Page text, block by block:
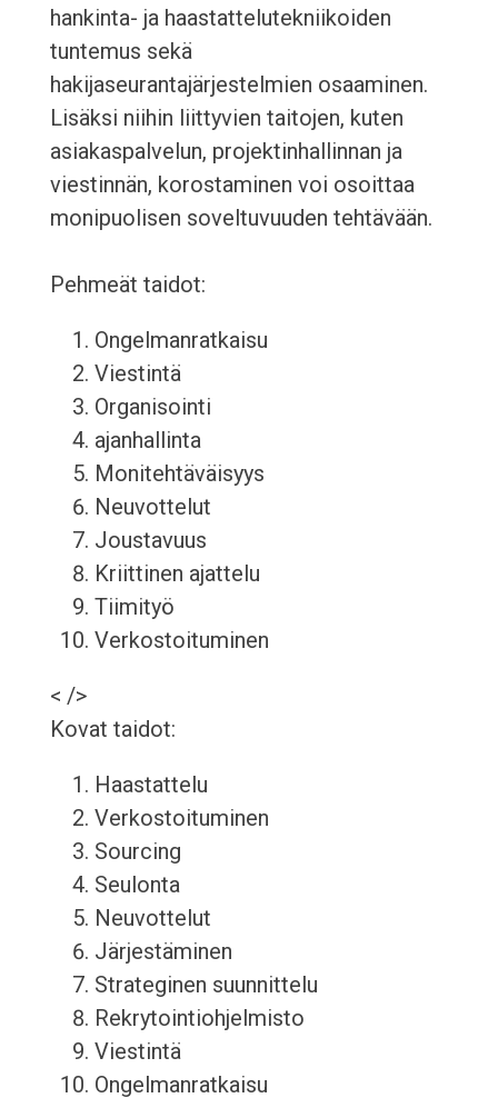
hankinta- ja haastattelutekniikoiden
tuntemus sekä
hakijaseurantajärjestelmien osaaminen.
Lisäksi niihin liittyvien taitojen, kuten
asiakaspalvelun, projektinhallinnan ja
viestinnän, korostaminen voi osoittaa
monipuolisen soveltuvuuden tehtävään.
Pehmeät taidot:
Ongelmanratkaisu
Viestintä
Organisointi
ajanhallinta
Monitehtäväisyys
Neuvottelut
Joustavuus
Kriittinen ajattelu
Tiimityö
Verkostoituminen
< />
Kovat taidot:
Haastattelu
Verkostoituminen
Sourcing
Seulonta
Neuvottelut
Järjestäminen
Strateginen suunnittelu
Rekrytointiohjelmisto
Viestintä
Ongelmanratkaisu